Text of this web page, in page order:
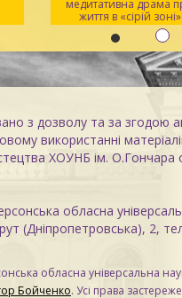
медитативна драма
життя в «сірій зоні»
з дозволу та за згодою
використанні
ХОУНБ ім. О.Гончара
обласна
(Дніпропетровська), 2,
обласна універсальна
Бойченко. Усі права